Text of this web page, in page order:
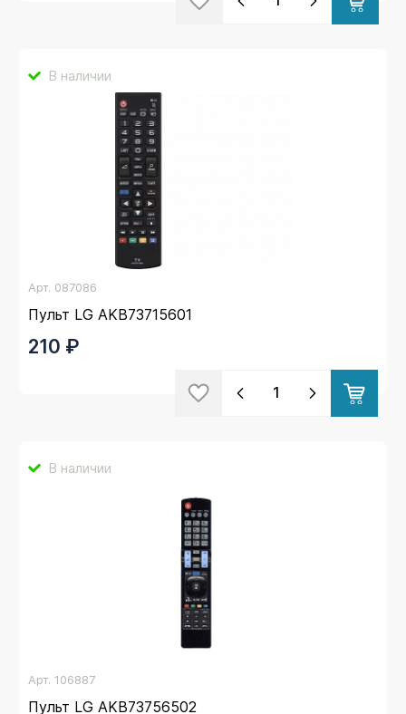
В наличии
Арт. 087086
Пульт LG AKB73715601
210 ₽
В наличии
Арт. 106887
Пульт LG AKB73756502